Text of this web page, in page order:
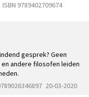
ISBN 9789402709674
gesprek? Geen
andere filosofen leiden
20-03-2020